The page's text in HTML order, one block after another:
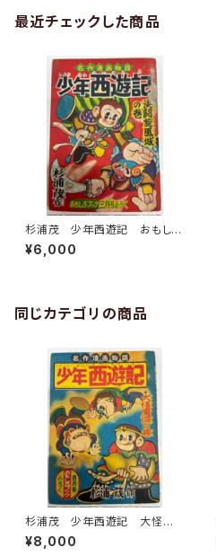
最近チェックした商品
杉浦茂 少年西遊記 おもしろ
ブック三月号付録 1956年
集英社
¥6,000
同じカテゴリの商品
杉浦茂 少年西遊記 大怪魔
洞の巻 おもしろブックふろく
1956年 集英社
¥8,000